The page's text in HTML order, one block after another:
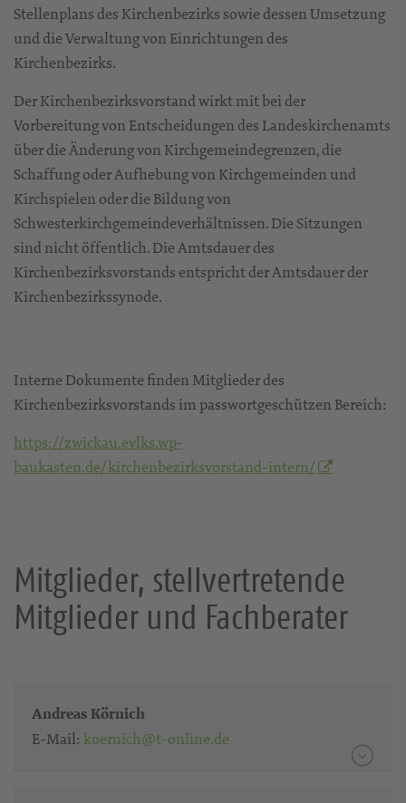
Stellenplans des Kirchenbezirks sowie dessen Umsetzung
und die Verwaltung von Einrichtungen des
Kirchenbezirks.
Der Kirchenbezirksvorstand wirkt mit bei der
Vorbereitung von Entscheidungen des Landeskirchenamts
über die Änderung von Kirchgemeindegrenzen, die
Schaffung oder Aufhebung von Kirchgemeinden und
Kirchspielen oder die Bildung von
Schwesterkirchgemeindeverhältnissen. Die Sitzungen
sind nicht öffentlich. Die Amtsdauer des
Kirchenbezirksvorstands entspricht der Amtsdauer der
Kirchenbezirkssynode.
Interne Dokumente finden Mitglieder des
Kirchenbezirksvorstands im passwortgeschützen Bereich:
https://zwickau.evlks.wp-
baukasten.de/kirchenbezirksvorstand-intern/
Mitglieder, stellvertretende
Mitglieder und Fachberater
Andreas Körnich
E-Mail: koernich@t-online.de